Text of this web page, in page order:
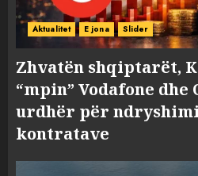
Aktualitet E jona Slider
Zhvatën shqiptarët,
“mpin” Vodafone dhe
urdhër për
kontratave